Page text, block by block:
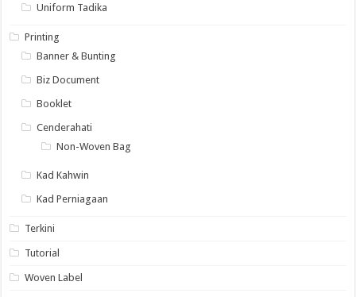
Uniform Tadika
Printing
Banner & Bunting
Biz Document
Booklet
Cenderahati
Non-Woven Bag
Kad Kahwin
Kad Perniagaan
Terkini
Tutorial
Woven Label